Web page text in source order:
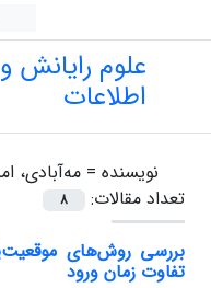
علوم رایانش
اطلاعات
نویسنده = مه‌آبادی،
تعداد مقالات:
8
بررسی روش‌های
تفاوت زمان ورود